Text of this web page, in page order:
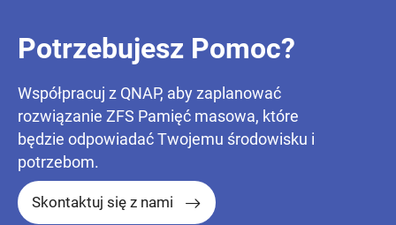
Potrzebujesz Pomoc?
Współpracuj z QNAP, aby zaplanować
rozwiązanie ZFS Pamięć masowa, które
będzie odpowiadać Twojemu środowisku i
potrzebom.
Skontaktuj się z nami